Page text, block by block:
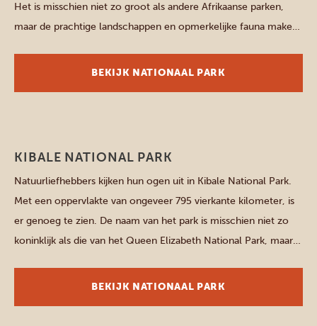
Het is misschien niet zo groot als andere Afrikaanse parken,
maar de prachtige landschappen en opmerkelijke fauna maken
het Murchison Falls National Park binnen en laat je […]
BEKIJK NATIONAAL PARK
KIBALE NATIONAL PARK
Natuurliefhebbers kijken hun ogen uit in Kibale National Park.
Met een oppervlakte van ongeveer 795 vierkante kilometer, is
er genoeg te zien. De naam van het park is misschien niet zo
koninklijk als die van het Queen Elizabeth National Park, maar
paradijs in het hart […]
BEKIJK NATIONAAL PARK